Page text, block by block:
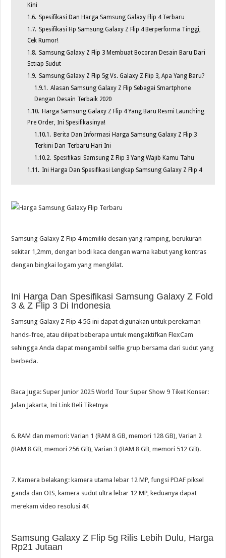
Kini
1.6. Spesifikasi Dan Harga Samsung Galaxy Flip 4 Terbaru
1.7. Spesifikasi Hp Samsung Galaxy Z Flip 4 Berperforma Tinggi,
Cek Rumor!
1.8. Samsung Galaxy Z Flip 3 Membuat Bocoran Desain Baru Dari
Setiap Sudut
1.9. Samsung Galaxy Z Flip 5g Vs. Galaxy Z Flip 3, Apa Yang Baru?
1.9.1. Alasan Samsung Galaxy Z Flip Sebagai Smartphone
Dengan Desain Terbaik 2020
1.10. Harga Samsung Galaxy Z Flip 4 Yang Baru Resmi Launching
Pre Order, Ini Spesifikasinya!
1.10.1. Berita Dan Informasi Harga Samsung Galaxy Z Flip 3
Terkini Dan Terbaru Hari Ini
1.10.2. Spesifikasi Samsung Z Flip 3 Yang Wajib Kamu Tahu
1.11. Ini Harga Dan Spesifikasi Lengkap Samsung Galaxy Z Flip 4
Samsung Galaxy Z Flip 4 memiliki desain yang ramping, berukuran
sekitar 1,2mm, dengan bodi kaca dengan warna kabut yang kontras
dengan bingkai logam yang mengkilat.
Ini Harga Dan Spesifikasi Samsung Galaxy Z Fold
3 & Z Flip 3 Di Indonesia
Samsung Galaxy Z Flip 4 5G ini dapat digunakan untuk perekaman
hands-free, atau dilipat beberapa untuk mengaktifkan FlexCam
sehingga Anda dapat mengambil selfie grup bersama dari sudut yang
berbeda.
Baca Juga: Super Junior 2025 World Tour Super Show 9 Tiket Konser:
Jalan Jakarta, Ini Link Beli Tiketnya
6. RAM dan memori: Varian 1 (RAM 8 GB, memori 128 GB), Varian 2
(RAM 8 GB, memori 256 GB), Varian 3 (RAM 8 GB, memori 512 GB).
7. Kamera belakang: kamera utama lebar 12 MP, fungsi PDAF piksel
ganda dan OIS, kamera sudut ultra lebar 12 MP, keduanya dapat
merekam video resolusi 4K
Samsung Galaxy Z Flip 5g Rilis Lebih Dulu, Harga
Rp21 Jutaan